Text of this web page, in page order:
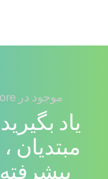
موجود در Apple Store یا Google Play
یاد
مبتدیان